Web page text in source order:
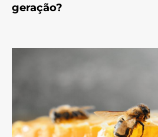
geração?